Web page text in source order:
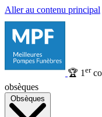
Aller au contenu principal
🏆 1 er
obsèques
Obsèques